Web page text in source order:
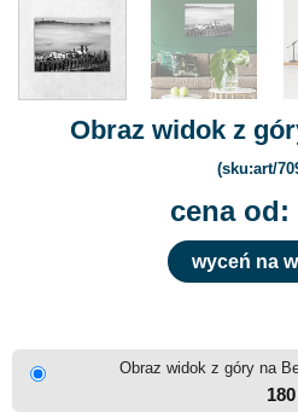
Obraz widok z
(sku:art/
cena od:
wyceń na
Obraz widok z góry na
180